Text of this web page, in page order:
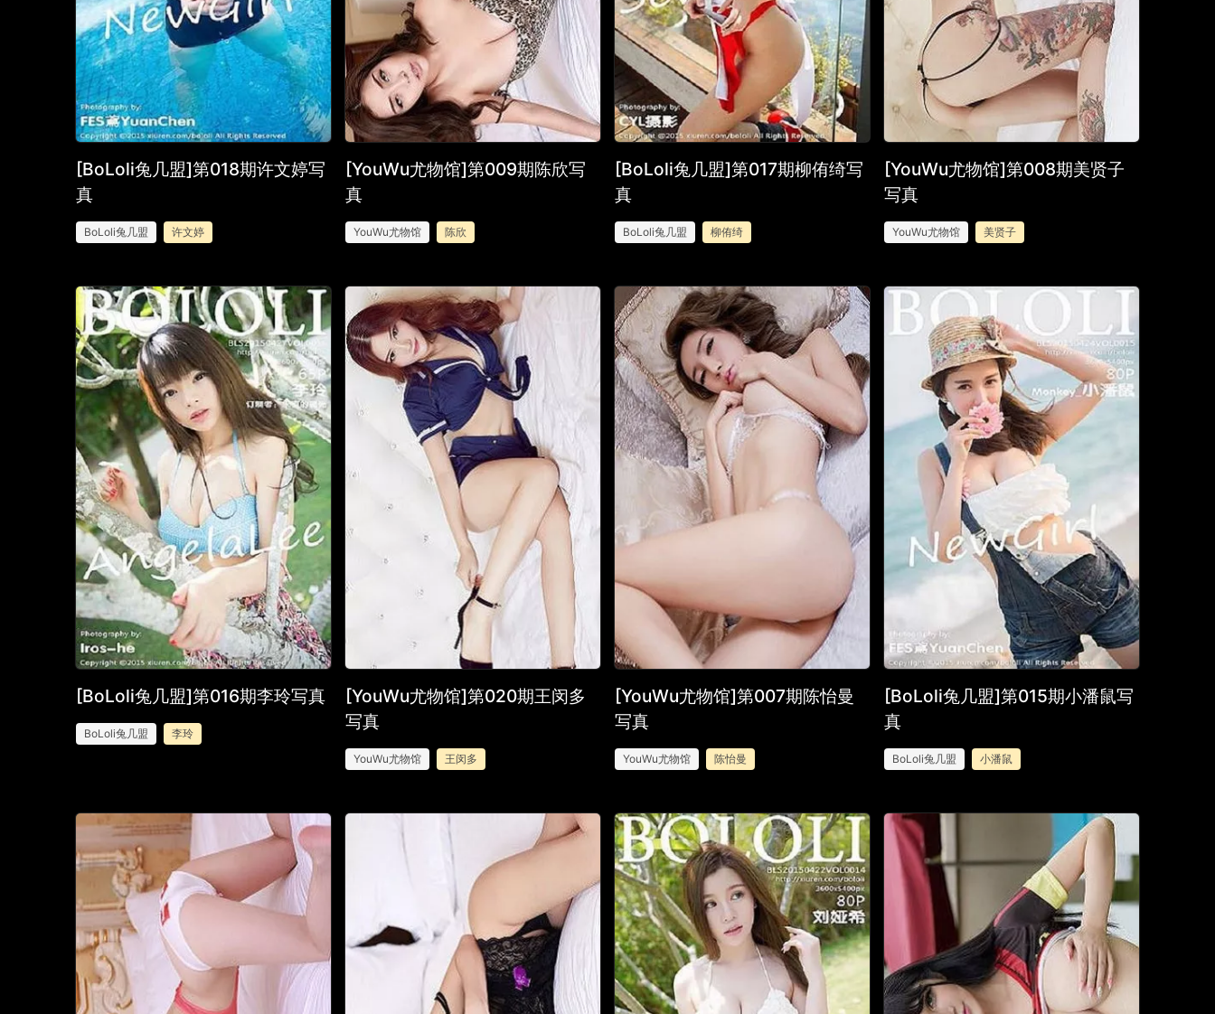
[BoLoli兔几盟]第018期许文婷写
真
BoLoli兔几盟 许文婷
[YouWu尤物馆]第009期陈欣写
真
YouWu尤物馆 陈欣
[BoLoli兔几盟]第017期柳侑绮写
真
BoLoli兔几盟 柳侑绮
[YouWu尤物馆]第008期美贤子
写真
YouWu尤物馆 美贤子
[BoLoli兔几盟]第016期李玲写真
BoLoli兔几盟 李玲
[YouWu尤物馆]第020期王闵多
写真
YouWu尤物馆 王闵多
[YouWu尤物馆]第007期陈怡曼
写真
YouWu尤物馆 陈怡曼
[BoLoli兔几盟]第015期小潘鼠写
真
BoLoli兔几盟 小潘鼠